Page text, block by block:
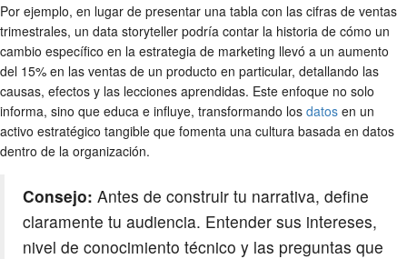
Por ejemplo, en lugar de presentar una tabla con las cifras de ventas
trimestrales, un data storyteller podría contar la historia de cómo un
cambio específico en la estrategia de marketing llevó a un aumento
del 15% en las ventas de un producto en particular, detallando las
causas, efectos y las lecciones aprendidas. Este enfoque no solo
informa, sino que educa e influye, transformando los datos en un
activo estratégico tangible que fomenta una cultura basada en datos
dentro de la organización.
Consejo: Antes de construir tu narrativa, define
claramente tu audiencia. Entender sus intereses,
nivel de conocimiento técnico y las preguntas que